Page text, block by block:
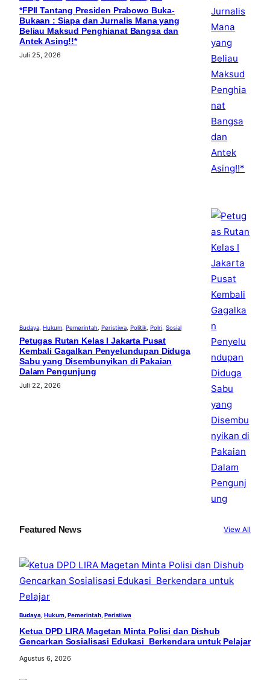
*FPII Tantang Presiden Prabowo Buka-
Bukaan : Siapa dan Jurnalis Mana yang
Beliau Maksud Penghianat Bangsa dan
Antek Asing!!*
Juli 25, 2026
Budaya, Hukum, Pemerintah, Peristiwa, Politik, Polri, Sosial
Petugas Rutan Kelas I Jakarta Pusat
Kembali Gagalkan Penyelundupan Diduga
Sabu yang Disembunyikan di Pakaian
Dalam Pengunjung
Juli 22, 2026
Featured News View All
Budaya Hukum Pemerintah Peristiwa
Ketua DPD LIRA Magetan Minta Polisi dan Dishub
Gencarkan Sosialisasi Edukasi Berkendara untuk Pelajar
Agustus 6, 2026